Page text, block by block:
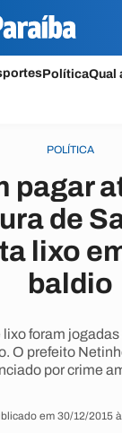
PolíticaQual
POLÍTICA
pagar
de
lixo
baldio
foram
O prefeito
por crime
em 30/12/2015